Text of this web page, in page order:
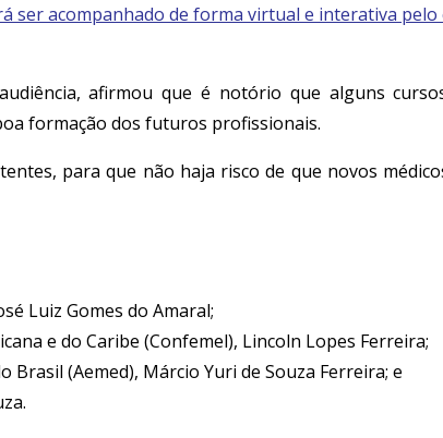
ser acompanhado de forma virtual e interativa pelo
afirmou que é notório que alguns
formação dos futuros profissionais.
para que não haja risco de que novos
Luiz Gomes do Amaral;
e do Caribe (Confemel), Lincoln Lopes Ferreira;
Brasil (Aemed), Márcio Yuri de Souza Ferreira; e